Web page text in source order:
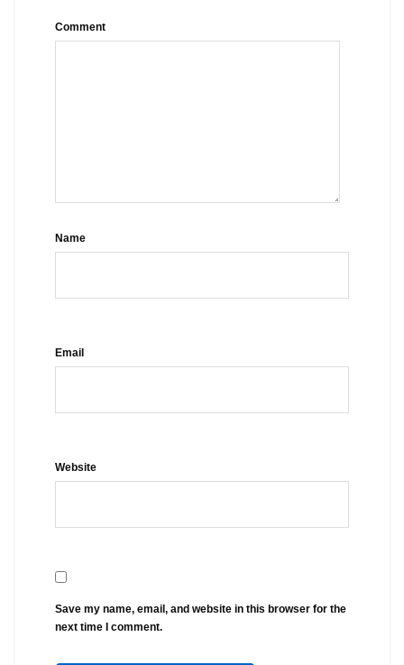
Comment
Name
Email
Website
Save my name, email, and website in this browser for the
next time I comment.